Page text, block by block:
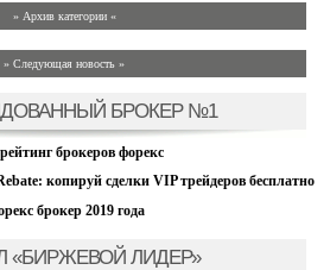
» Архив категории «
» Следующая новость »
БРОКЕР №1
брокеров форекс
копируй сделки VIP трейдеров бесплатно
брокер 2019 года
«БИРЖЕВОЙ ЛИДЕР»